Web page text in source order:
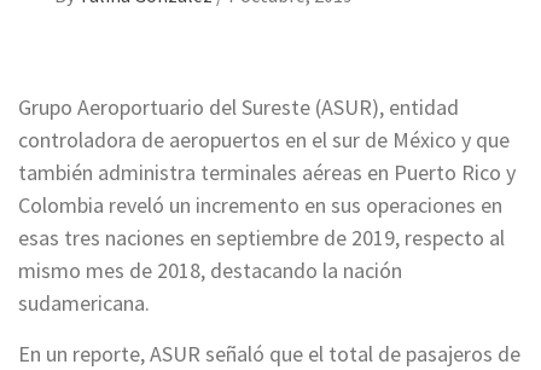
Grupo Aeroportuario del Sureste (ASUR), entidad
controladora de aeropuertos en el sur de México y que
también administra terminales aéreas en Puerto Rico y
Colombia reveló un incremento en sus operaciones en
esas tres naciones en septiembre de 2019, respecto al
mismo mes de 2018, destacando la nación
sudamericana.
En un reporte, ASUR señaló que el total de pasajeros de